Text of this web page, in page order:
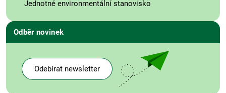
Jednotné environmentální stanovisko
Odběr novinek
Odebírat newsletter